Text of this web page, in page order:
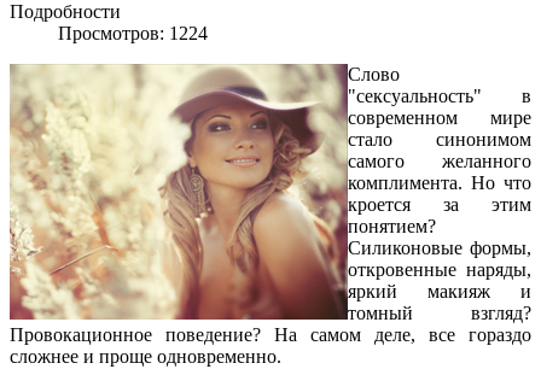
Подробности
Просмотров: 1224
Слово
"сексуальность" в
современном мире
стало синонимом
самого желанного
комплимента. Но что
кроется за этим
понятием?
Силиконовые формы,
откровенные наряды,
яркий макияж и
томный взгляд?
Провокационное поведение? На самом деле, все гораздо
сложнее и проще одновременно.